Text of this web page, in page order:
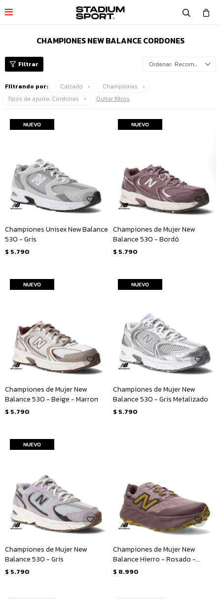

CHAMPIONES NEW BALANCE CORDONES
Recomendados
Filtrando por: Calzado
Championes
Tipos de ajuste: Cordones Quitar filtros
Championes Unisex New Balance
530 - Gris
$ 5.790
Championes de Mujer New
Balance 530 - Bordó
$ 5.790
Championes de Mujer New
Balance 530 - Beige - Marron
$ 5.790
Championes de Mujer New
Balance 530 - Gris Metalizado
$ 5.790
Championes de Mujer New
Balance 530 - Gris
$ 5.790
Championes de Mujer New
Balance Hierro - Rosado -
Amarillo Mostaza
$ 8.990